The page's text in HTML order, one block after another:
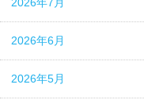
2026年7月
2026年6月
2026年5月